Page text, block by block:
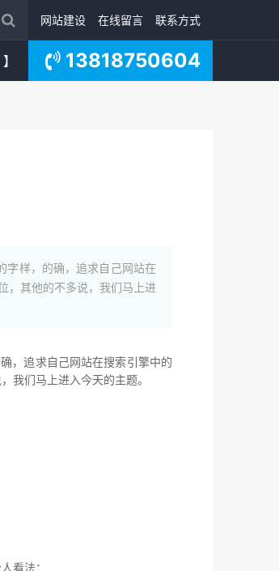
网站建设 在线留言 联系方式
13818750604
字样，的确，追求自己网站在
，其他的不多说，我们马上进
，追求自己网站在搜索引擎中的
我们马上进入今天的主题。
看法：